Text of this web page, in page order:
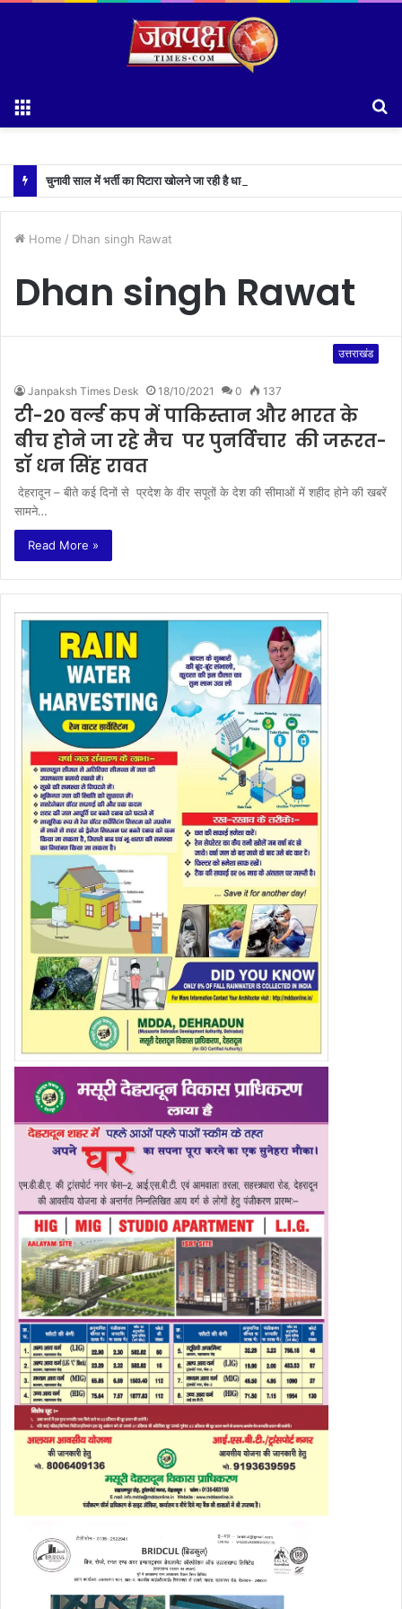
Home / Dhan singh Rawat
Dhan singh Rawat
उत्तराखंड
Janpaksh Times Desk 18/10/2021 0 137
टी-20 वर्ल्ड कप में पाकिस्तान और भारत के
बीच होने जा रहे मैच पर पुनर्विचार की जरूरत-
डॉ धन सिंह रावत
देहरादून – बीते कई दिनों से प्रदेश के वीर सपूतों के देश की सीमाओं में शहीद होने की खबरें
सामने…
Read More »